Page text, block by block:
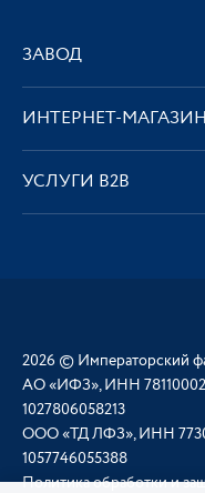
ЗАВОД
ИНТЕРНЕТ-МАГАЗИН
УСЛУГИ В2В
2026 © Императорский
АО «ИФЗ», ИНН
1027806058213
ООО «ТД ЛФЗ», ИНН
1057746055388
Политика обработки и